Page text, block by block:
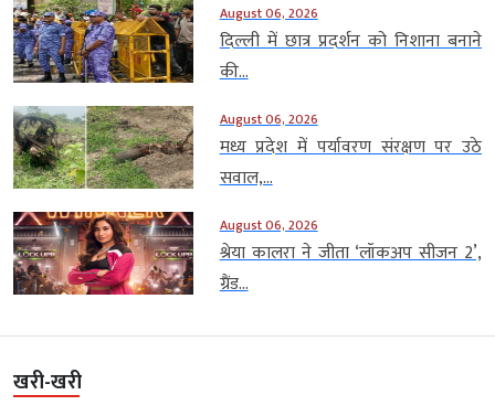
August 06, 2026
दिल्ली में छात्र प्रदर्शन को निशाना बनाने
की...
August 06, 2026
मध्य प्रदेश में पर्यावरण संरक्षण पर उठे
सवाल,...
August 06, 2026
श्रेया कालरा ने जीता ‘लॉकअप सीजन 2’,
ग्रैंड...
खरी-खरी